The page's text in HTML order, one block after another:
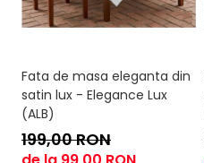
Fata de masa eleganta din
satin lux - Elegance Lux
(ALB)
199,00 RON